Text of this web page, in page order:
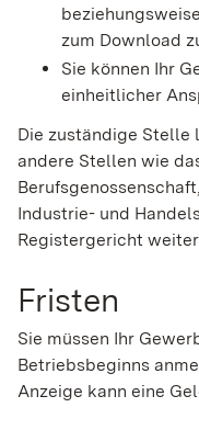
zum Download
Sie können Ihr
einheitlicher
Die zuständige Stelle
andere Stellen wie
Industrie- und
Registergericht
Fristen
Sie müssen Ihr
Betriebsbeginns
Anzeige kann eine